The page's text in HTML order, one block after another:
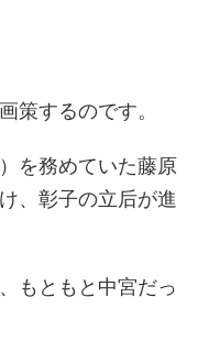
策するのです。
を務めていた藤原
、彰子の立后が進
もともと中宮だっ